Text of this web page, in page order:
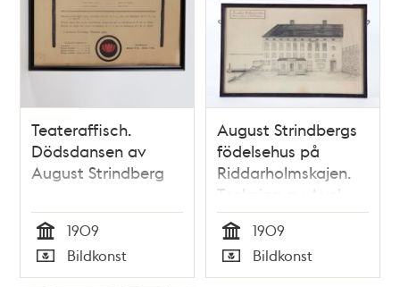
Teateraffisch.
Dödsdansen av
August Strindberg
Tid
1909
Typ
Bildkonst
August Strindbergs
födelsehus på
Riddarholmskajen.
Teckning av Axel
Strindberg 1909.
Tid
1909
Typ
Bildkonst